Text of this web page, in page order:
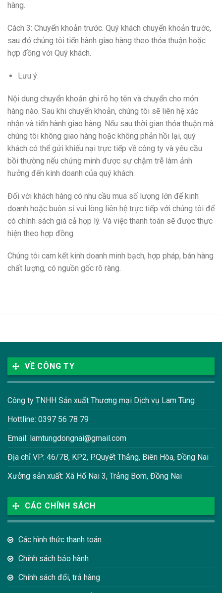
hàng.
Cách 3: Chuyển khoản trước. Quý khách chuyển khoản trước,
sau đó chúng tôi tiến hành giao hàng theo thỏa thuận hoặc
hợp đồng với Quý khách.
Lưu ý
Nội dung chuyển khoản ghi rõ họ tên và chuyển cho món
hàng nào. Sau khi chuyển khoản, chúng tôi sẽ liên hệ xác
nhận và tiến hành giao hàng. Nếu sau thời gian thỏa thuận mà
chúng tôi không giao hàng hoặc không phản hồi lại, quý
khách có thể gửi khiếu nại trực tiếp về công ty và yêu cầu
bồi thường nếu chứng minh được sự chậm trễ làm ảnh
hưởng đến kinh doanh của quý khách.
Đối với khách hàng có nhu cầu mua số lượng lớn để kinh
doanh hoặc buôn sỉ vui lòng liên hệ trực tiếp với chúng tôi để
có chính sách giá cả hợp lý. Và việc thanh toán sẽ được thực
hiện theo hợp đồng.
Chúng tôi cam kết kinh doanh minh bạch, hợp pháp, bán hàng
chất lượng, có nguồn gốc rõ ràng.
VỀ CÔNG TY
Công ty TNHH Sản xuất Thương mại Dịch vụ Lam Tùng
Hottline: 0397 56 78 79
Email: lamtungdongnai@gmail.com
Địa chỉ VP: 46/7B, KP2, P.Quyết Thắng, Biên Hòa, Đồng Nai
Xưởng sản xuất: Xã Hố Nai 3, Trảng Bom, Đồng Nai
CÁC CHÍNH SÁCH
Các hình thức thanh toán
Chính sách bảo hành
Chính sách đổi, trả hàng